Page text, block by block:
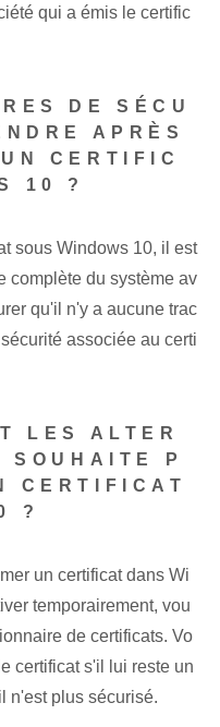
qui a émis le certific
DE SÉCU
APRÈS
CERTIFIC
10 ?
sous Windows 10, il est
complète du système av
qu'il n'y a aucune trac
associée au certi
LES ALTER
P
CERTIFICAT
?
un certificat dans Wi
temporairement, vou
de certificats. Vo
certificat s'il lui reste un
n'est plus sécurisé.